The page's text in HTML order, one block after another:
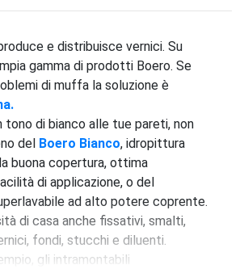
e distribuisce vernici. Su
gamma di prodotti Boero. Se
di muffa la soluzione è
tono di bianco alle tue pareti, non
del Boero Bianco, idropittura
buona copertura, ottima
di applicazione, o del
ad alto potere coprente.
di casa anche fissativi, smalti,
fondi, stucchi e diluenti.
gli intramontabili